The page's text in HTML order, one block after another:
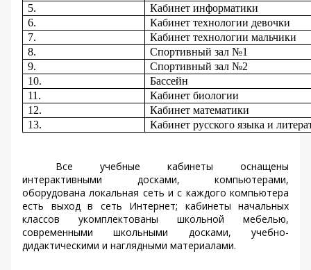
5.
Кабинет информатики
6.
Кабинет технологии девочки
7.
Кабинет технологии мальчики
8.
Спортивный зал №1
9.
Спортивный зал №2
10.
Бассейн
11.
Кабинет биологии
12.
Кабинет математики
13.
Кабинет русского языка и
Все учебные кабинеты оснащены
интерактивными досками, компьютерами,
оборудована локальная сеть и с каждого компьютера
есть выход в сеть Интернет; кабинеты начальных
классов укомплектованы школьной мебелью,
современными школьными досками, учебно-
дидактическими и наглядными материалами.